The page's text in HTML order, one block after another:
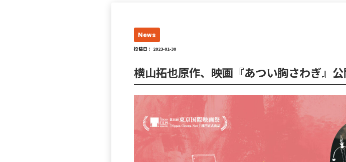
News
投稿日： 2023-01-30
横山拓也原作、映画『あつい胸さわぎ』公